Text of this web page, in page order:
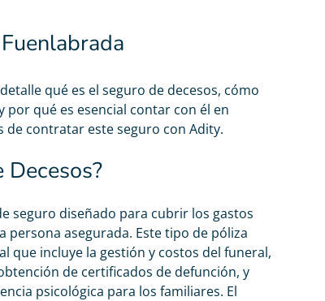
qué es el seguro de decesos, cómo
qué es esencial contar con él en
de contratar este seguro con Adity.
Decesos?
seguro diseñado para cubrir los gastos
persona asegurada. Este tipo de póliza
que incluye la gestión y costos del funeral,
de certificados de defunción, y
psicológica para los familiares. El